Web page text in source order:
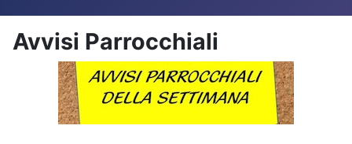
Avvisi Parrocchiali